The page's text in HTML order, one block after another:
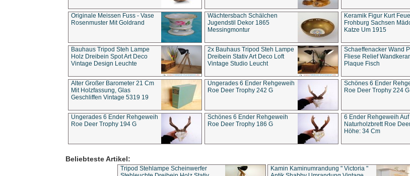
Originale Meissen Fuss - Vase
Rosenmuster Mit Goldrand
Wächtersbach Schälchen
Jugendstil Dekor 1865
Messingmontur
Keramik Figur Kurt
Frohburg Sachsen
Katze Um 1915
Bauhaus Tripod Steh Lampe
Holz Dreibein Spot Art Deco
Vintage Design Leuchte
2x Bauhaus Tripod Steh Lampe
Dreibein Stativ Art Deco Loft
Vintage Studio Leucht
Schaeffenacker Wand
Fliese Relief
Plaque Fisch
Alter Großer Barometer 21 Cm
Mit Holzfassung, Glas
Geschliffen Vintage 5319 19
Ungerades 6 Ender Rehgeweih
Roe Deer Trophy 242 G
Schönes 6 Ender
Roe Deer Trophy 224 G
Ungerades 6 Ender Rehgeweih
Roe Deer Trophy 194 G
Schönes 6 Ender Rehgeweih
Roe Deer Trophy 186 G
6 Ender Rehgeweih Auf
Naturholzbrett Roe
Höhe: 34 Cm
Beliebteste Artikel:
Tripod Stehlampe Scheinwerfer
Kamin Kaminumrandung " Victoria "